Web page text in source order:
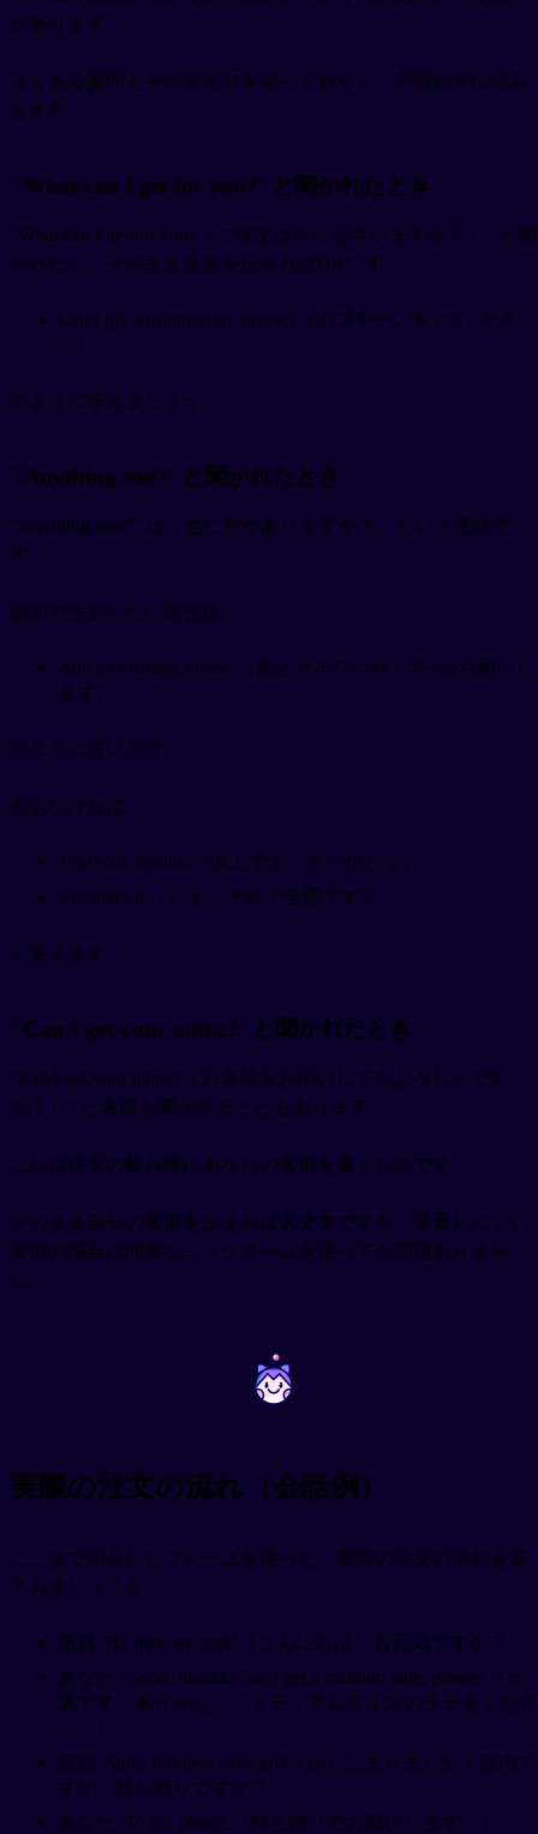
があります。
よくある質問とその答え方を知っておくと、戸惑わずに済み
ます💪
"What can I get for you?"と聞かれたとき
"What can I get for you?（ご注文は何になさいますか？）" と聞
かれたら、そのまま注文を伝えればOKです。
Can I get a cappuccino, please?（カプチーノを1つくださ
い）
のように答えましょう。
"Anything else?"と聞かれたとき
"Anything else?" は「他に何かありますか？」という意味で
す。
追加で注文したい場合は、
And a croissant, please.（あとクロワッサンを1つお願いし
ます）
のように言います。
何もなければ、
That's all, thanks.（以上です、ありがとう）
No, that's it.（いえ、それで全部です）
と答えます。
"Can I get your name?"と聞かれたとき
"Can I get your name?（お名前をお伺いしてもよろしいです
か？）" と名前を聞かれることもあります。
これは注文の飲み物にあなたの名前を書くためです。
そのまま自分の名前を伝えれば大丈夫ですが、発音しにくい
名前の場合は簡単なニックネームを使っても問題ありませ
ん。
~ ~
実際の注文の流れ（会話例）
ここまで紹介したフレーズを使った、実際の注文の流れを見
てみましょう🎉
店員: Hi, how are you?（こんにちは、お元気ですか？）
あなた: Good, thanks. Can I get a medium latte, please?（元
気です、ありがとう。ミディアムサイズのラテをくださ
い。）
店員: Sure! For here or to go?（かしこまりました！店内で
すか、持ち帰りですか？）
あなた: To go, please.（持ち帰りでお願いします。）